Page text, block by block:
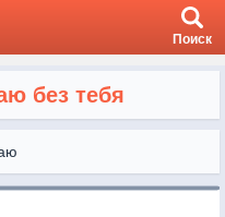
Поиск
без тебя